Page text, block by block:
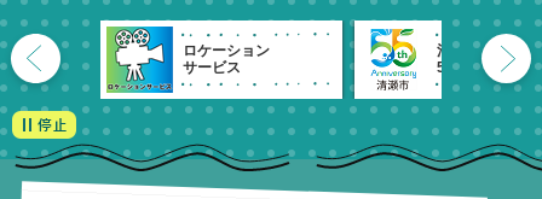
ロケーション
サービス
清瀬市
55周年記念